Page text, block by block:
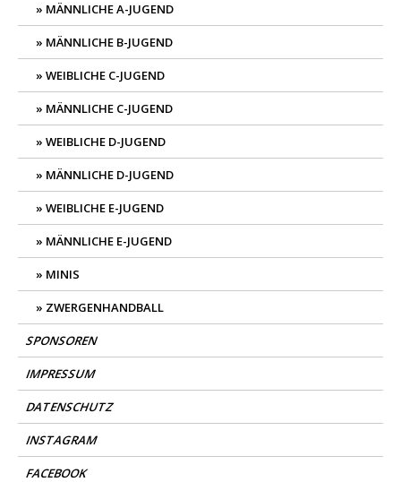
MÄNNLICHE A-JUGEND
MÄNNLICHE B-JUGEND
WEIBLICHE C-JUGEND
MÄNNLICHE C-JUGEND
WEIBLICHE D-JUGEND
MÄNNLICHE D-JUGEND
WEIBLICHE E-JUGEND
MÄNNLICHE E-JUGEND
MINIS
ZWERGENHANDBALL
SPONSOREN
IMPRESSUM
DATENSCHUTZ
INSTAGRAM
FACEBOOK